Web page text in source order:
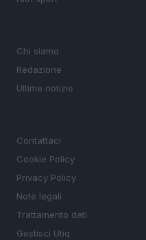
Chi siamo
Redazione
Ultime notizie
Contattaci
Cookie Policy
Privacy Policy
Note legali
Trattamento dati
Gestisci Utiq